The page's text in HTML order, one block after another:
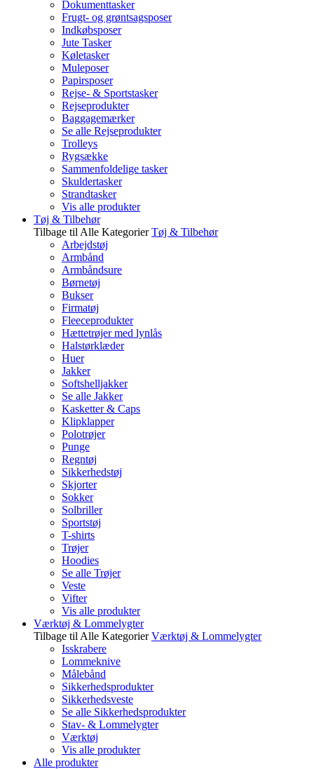
Dokumenttasker
Frugt- og grøntsagsposer
Indkøbsposer
Jute Tasker
Køletasker
Muleposer
Papirsposer
Rejse- & Sportstasker
Rejseprodukter
Baggagemærker
Se alle Rejseprodukter
Trolleys
Rygsække
Sammenfoldelige tasker
Skuldertasker
Strandtasker
Vis alle produkter
Tøj & Tilbehør
Tilbage til Alle Kategorier Tøj & Tilbehør
Arbejdstøj
Armbånd
Armbåndsure
Børnetøj
Bukser
Firmatøj
Fleeceprodukter
Hættetrøjer med lynlås
Halstørklæder
Huer
Jakker
Softshelljakker
Se alle Jakker
Kasketter & Caps
Klipklapper
Polotrøjer
Punge
Regntøj
Sikkerhedstøj
Skjorter
Sokker
Solbriller
Sportstøj
T-shirts
Trøjer
Hoodies
Se alle Trøjer
Veste
Vifter
Vis alle produkter
Værktøj & Lommelygter
Tilbage til Alle Kategorier Værktøj & Lommelygter
Isskrabere
Lommeknive
Målebånd
Sikkerhedsprodukter
Sikkerhedsveste
Se alle Sikkerhedsprodukter
Stav- & Lommelygter
Værktøj
Vis alle produkter
Alle produkter